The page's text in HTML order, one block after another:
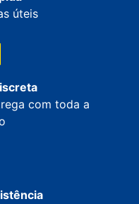
úteis
com toda a